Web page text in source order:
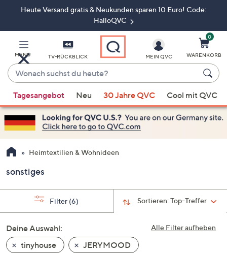
ZumHeute Versand gratis & Neukunden sparen 10 Euro! Code:
HalloQVC
MENÜ TV-RÜCKBLICK
Wonach
suchst
du
heute?
Vorschläge
verfügbar
sind,
verwenden
Sie
Pfeiltasten
nach
und
nach
unten
oder
MEIN QVC
0
WARENKORB
Tagesangebot Neu 30 Jahre QVC Cool mit QVC
Heimtextilien & Wohnideen
sonstiges
Sortieren:Top-Treffer
Filter (6)
Alle Filter aufheben
Deine Auswahl:
tinyhouse
JERYMOOD